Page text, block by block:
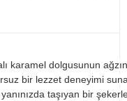
karamel dolgusunun
bir lezzet deneyimi
taşıyan bir